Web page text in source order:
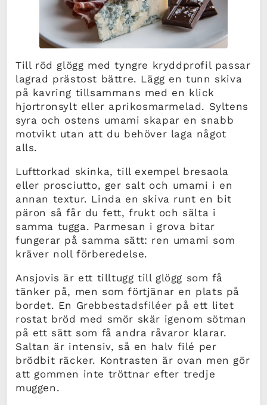
Till röd glögg med tyngre kryddprofil passar
lagrad prästost bättre. Lägg en tunn skiva
på kavring tillsammans med en klick
hjortronsylt eller aprikosmarmelad. Syltens
syra och ostens umami skapar en snabb
motvikt utan att du behöver laga något
alls.
Lufttorkad skinka, till exempel bresaola
eller prosciutto, ger salt och umami i en
annan textur. Linda en skiva runt en bit
päron så får du fett, frukt och sälta i
samma tugga. Parmesan i grova bitar
fungerar på samma sätt: ren umami som
kräver noll förberedelse.
Ansjovis är ett tilltugg till glögg som få
tänker på, men som förtjänar en plats på
bordet. En Grebbestadsfiléer på ett litet
rostat bröd med smör skär igenom sötman
på ett sätt som få andra råvaror klarar.
Saltan är intensiv, så en halv filé per
brödbit räcker. Kontrasten är ovan men gör
att gommen inte tröttnar efter tredje
muggen.